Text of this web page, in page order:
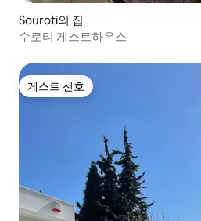
Souroti의 집
수로티 게스트하우스
게스트 선호
게스트 선호